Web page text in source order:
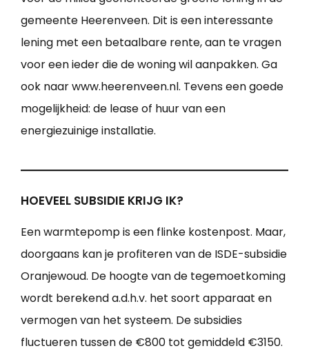
gemeente Heerenveen. Dit is een interessante
lening met een betaalbare rente, aan te vragen
voor een ieder die de woning wil aanpakken. Ga
ook naar www.heerenveen.nl. Tevens een goede
mogelijkheid: de lease of huur van een
energiezuinige installatie.
HOEVEEL SUBSIDIE KRIJG IK?
Een warmtepomp is een flinke kostenpost. Maar,
doorgaans kan je profiteren van de ISDE-subsidie
Oranjewoud. De hoogte van de tegemoetkoming
wordt berekend a.d.h.v. het soort apparaat en
vermogen van het systeem. De subsidies
fluctueren tussen de €800 tot gemiddeld €3150.